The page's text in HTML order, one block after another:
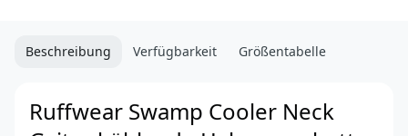
Beschreibung Verfügbarkeit Größentabelle
Ruffwear Swamp Cooler Neck